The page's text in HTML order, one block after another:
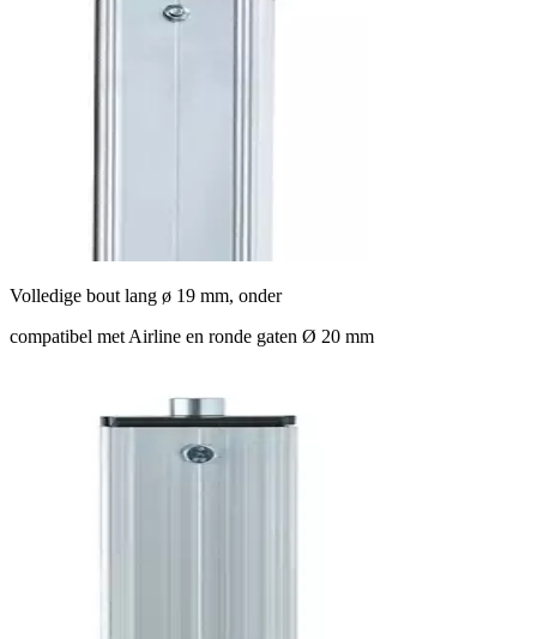
Volledige bout lang ø 19 mm, onder
compatibel met Airline en ronde gaten Ø 20 mm